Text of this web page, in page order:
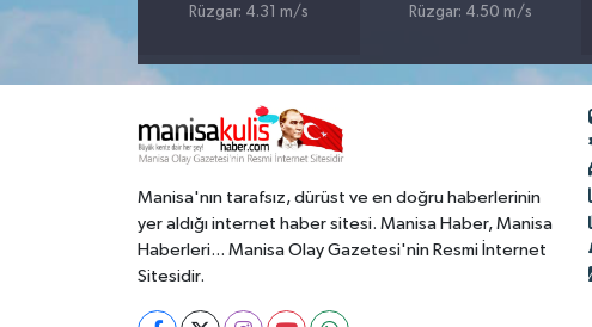
Rüzgar: 4.31 m/s
Rüzgar: 4.50 m/s
Manisa'nın tarafsız, dürüst ve en doğru haberlerinin
yer aldığı internet haber sitesi. Manisa Haber, Manisa
Haberleri... Manisa Olay Gazetesi'nin Resmi İnternet
Sitesidir.